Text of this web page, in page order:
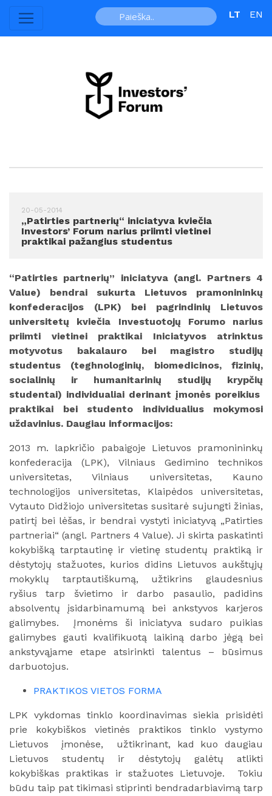
LT EN
20-05-2014
„Patirties partnerių“ iniciatyva kviečia
Investors’ Forum narius priimti vietinei
praktikai pažangius studentus
“Patirties partnerių” iniciatyva (angl. Partners 4
Value) bendrai sukurta Lietuvos pramonininkų
konfederacijos (LPK) bei pagrindinių Lietuvos
universitetų kviečia Investuotojų Forumo narius
priimti vietinei praktikai Iniciatyvos atrinktus
motyvotus bakalauro bei magistro studijų
studentus (teghnologinių, biomedicinos, fizinių,
socialinių ir humanitarinių studijų krypčių
studentai) individualiai derinant įmonės poreikius
praktikai bei studento individualius mokymosi
uždavinius. Daugiau informacijos:
2013 m. lapkričio pabaigoje Lietuvos pramonininkų
konfederacija (LPK), Vilniaus Gedimino technikos
universitetas, Vilniaus universitetas, Kauno
technologijos universitetas, Klaipėdos universitetas,
Vytauto Didžiojo universitetas susitarė sujungti žinias,
patirtį bei lėšas, ir bendrai vystyti iniciatyvą „Patirties
partneriai“ (angl. Partners 4 Value). Ji skirta paskatinti
kokybišką tarptautinę ir vietinę studentų praktiką ir
dėstytojų stažuotes, kurios didins Lietuvos aukštųjų
mokyklų tarptautiškumą, užtikrins glaudesnius
ryšius tarp švietimo ir darbo pasaulio, padidins
absolventų įsidarbinamumą bei ankstyvos karjeros
galimybes. Įmonėms ši iniciatyva sudaro puikias
galimybes gauti kvalifikuotą laikiną darbo jėgą bei
ankstyvąjame etape atsirinkti talentus – būsimus
darbuotojus.
PRAKTIKOS VIETOS FORMA
LPK vykdomas tinklo koordinavimas siekia prisidėti
prie kokybiškos vietinės praktikos tinklo vystymo
Lietuvos įmonėse, užtikrinant, kad kuo daugiau
Lietuvos studentų ir dėstytojų galėtų atlikti
kokybiškas praktikas ir stažuotes Lietuvoje. Tokiu
būdu taip pat tikimasi stiprinti bendradarbiavimą tarp